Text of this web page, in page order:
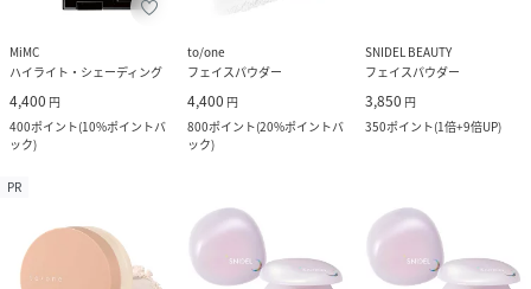
MiMC
ハイライト・シェーディング
4,400 円
400ポイント(10%ポイントバ
ック)
to/one
フェイスパウダー
4,400 円
800ポイント(20%ポイントバ
ック)
SNIDEL BEAUTY
フェイスパウダー
3,850 円
350ポイント(1倍+9倍UP)
PR